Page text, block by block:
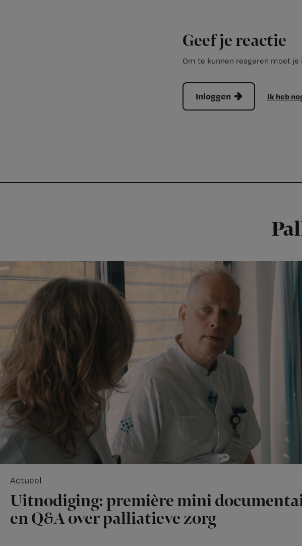
Geef je reactie
Om te kunnen reageren moet je
Inloggen Ik heb
Actueel
Uitnodiging: première mini
en Q&A over palliatieve zorg